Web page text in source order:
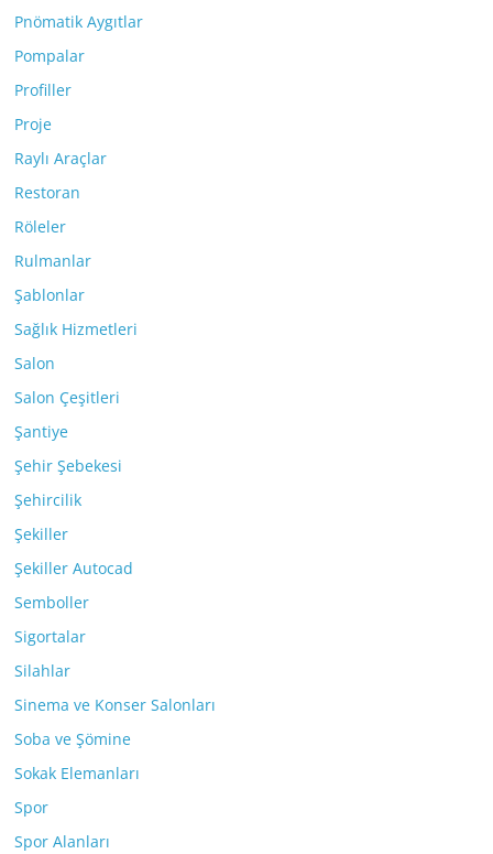
Pnömatik Aygıtlar
Pompalar
Profiller
Proje
Raylı Araçlar
Restoran
Röleler
Rulmanlar
Şablonlar
Sağlık Hizmetleri
Salon
Salon Çeşitleri
Şantiye
Şehir Şebekesi
Şehircilik
Şekiller
Şekiller Autocad
Semboller
Sigortalar
Silahlar
Sinema ve Konser Salonları
Soba ve Şömine
Sokak Elemanları
Spor
Spor Alanları